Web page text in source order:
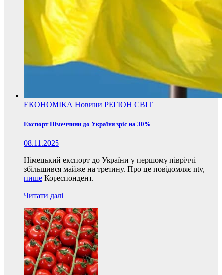
ЕКОНОМІКА Новини РЕГІОН СВІТ
Експорт Німеччини до України зріс на 30%
08.11.2025
Німецький експорт до України у першому півріччі
збільшився майже на третину. Про це повідомляє ntv,
пише Кореспондент.
Читати далі